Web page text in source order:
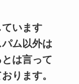
います
ム以外は
は言って
ります。